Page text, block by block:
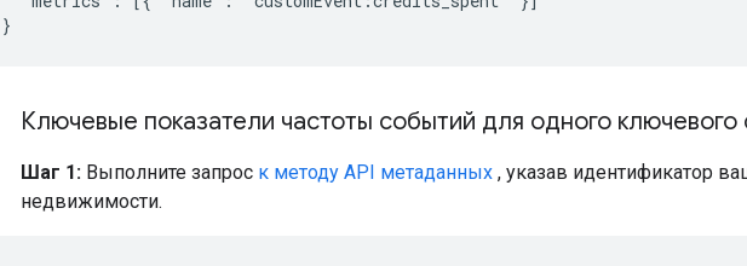
Ключевые показатели частоты событий для одного ключевого
Шаг 1: Выполните запрос к методу API метаданных , указав идентификатор
недвижимости.